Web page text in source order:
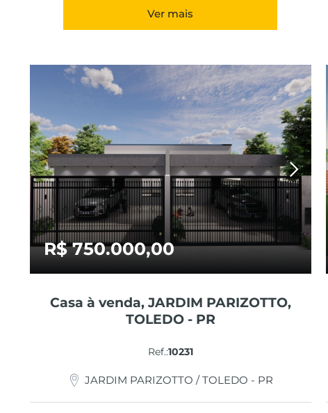
Ver mais
R$ 750.000,00
Casa à venda, JARDIM PARIZOTTO,
TOLEDO - PR
Ref.:10231
JARDIM PARIZOTTO / TOLEDO - PR